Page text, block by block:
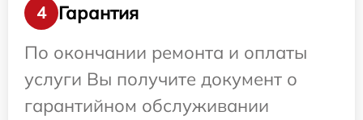
4
Гарантия
По окончании ремонта и оплаты
услуги Вы получите документ о
гарантийном обслуживании